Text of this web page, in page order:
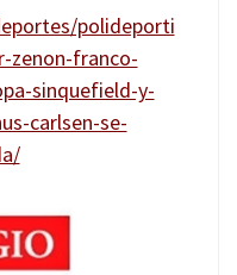
polideporti
zenon-franco-
sinquefield-y-
carlsen-se-